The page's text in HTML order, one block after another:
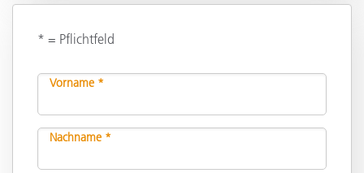
* = Pflichtfeld
Vorname *
Nachname *